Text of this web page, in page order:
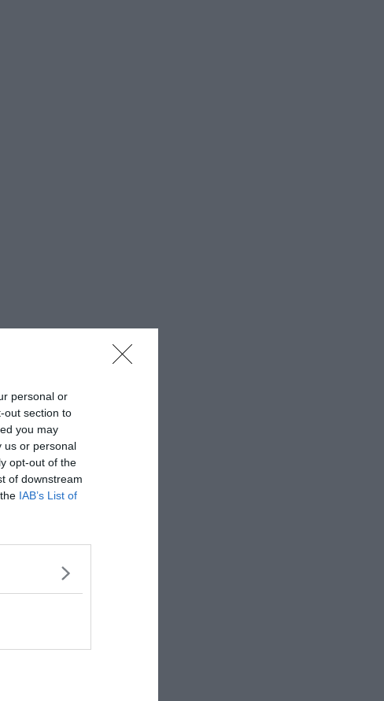
personal or
out section to
you may
us or personal
opt-out of the
of downstream
IAB’s List of